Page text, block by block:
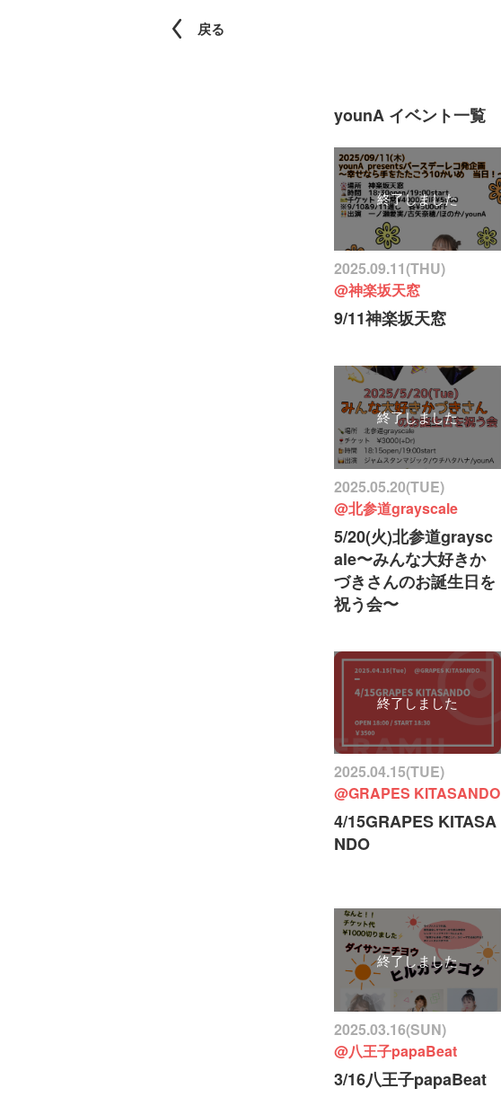
戻る
younA イベント一覧
終了しました
2025.09.11(THU)
@神楽坂天窓
9/11神楽坂天窓
終了しました
2025.05.20(TUE)
@北参道grayscale
5/20(火)北参道graysc
ale〜みんな大好きか
づきさんのお誕生日を
祝う会〜
終了しました
2025.04.15(TUE)
@GRAPES KITASANDO
4/15GRAPES KITASA
NDO
終了しました
2025.03.16(SUN)
@八王子papaBeat
3/16八王子papaBeat